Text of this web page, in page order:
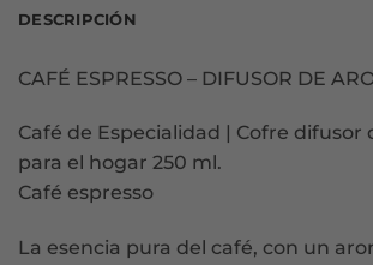
DESCRIPCIÓN
CAFÉ ESPRESSO – DIFUSOR DE
Café de Especialidad | Cofre difusor
para el hogar 250 ml.
Café espresso
La esencia pura del café, con un